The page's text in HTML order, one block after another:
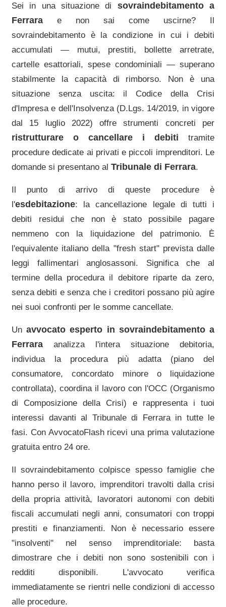
Sei in una situazione di
sovraindebitamento a
Ferrara e non sai come uscirne? Il
sovraindebitamento è la condizione in cui i debiti
accumulati — mutui, prestiti, bollette arretrate,
cartelle esattoriali, spese condominiali — superano
stabilmente la capacità di rimborso. Non è una
situazione senza uscita: il Codice della Crisi
d'Impresa e dell'Insolvenza (D.Lgs. 14/2019, in vigore
dal 15 luglio 2022) offre strumenti concreti per
ristrutturare o cancellare i debiti
tramite
procedure dedicate ai privati e piccoli imprenditori. Le
domande si presentano al Tribunale di Ferrara.
Il punto di arrivo di queste procedure è
l'esdebitazione: la cancellazione legale di tutti i
debiti residui che non è stato possibile pagare
nemmeno con la liquidazione del patrimonio. È
l'equivalente italiano della "fresh start" prevista dalle
leggi fallimentari anglosassoni. Significa che al
termine della procedura il debitore riparte da zero,
senza debiti e senza che i creditori possano più agire
nei suoi confronti per le somme cancellate.
Un avvocato esperto in sovraindebitamento a
Ferrara
analizza l'intera situazione debitoria,
individua la procedura più adatta (piano del
consumatore, concordato minore o liquidazione
controllata), coordina il lavoro con l'OCC (Organismo
di Composizione della Crisi) e rappresenta i tuoi
interessi davanti al Tribunale di Ferrarain tutte le
fasi. Con AvvocatoFlash ricevi una prima valutazione
gratuita entro 24 ore.
Il sovraindebitamento colpisce spesso famiglie che
hanno perso il lavoro, imprenditori travolti dalla crisi
della propria attività, lavoratori autonomi con debiti
fiscali accumulati negli anni, consumatori con troppi
prestiti e finanziamenti. Non è necessario essere
"insolventi" nel senso imprenditoriale: basta
dimostrare che i debiti non sono sostenibili con i
redditi disponibili. L'avvocato verifica
immediatamente se rientri nelle condizioni di accesso
alle procedure.